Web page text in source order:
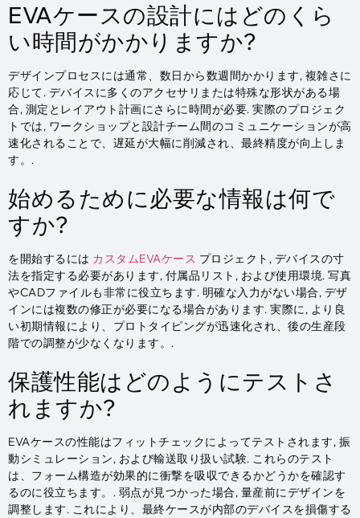
EVAケースの設計にはどのくら
い時間がかかりますか?
デザインプロセスには通常、数日から数週間かかります, 複雑さに
応じて. デバイスに多くのアクセサリまたは特殊な形状がある場
合, 測定とレイアウト計画にさらに時間が必要. 実際のプロジェク
トでは, ワークショップと設計チーム間のコミュニケーションが高
速化されることで、遅延が大幅に削減され、最終精度が向上しま
す。.
始めるために必要な情報は何で
すか?
を開始するには カスタムEVAケース プロジェクト, デバイスの寸
法を指定する必要があります, 付属品リスト, および使用環境. 写真
やCADファイルも非常に役立ちます. 明確な入力がない場合, デザ
インには複数の修正が必要になる場合があります. 実際に, より良
い初期情報により、プロトタイピングが迅速化され、後の生産段
階での調整が少なくなります。.
保護性能はどのようにテストさ
れますか?
EVAケースの性能はフィットチェックによってテストされます, 振
動シミュレーション, および輸送取り扱い試験. これらのテスト
は、フォーム構造が効果的に衝撃を吸収できるかどうかを確認す
るのに役立ちます。. 弱点が見つかった場合, 量産前にデザインを
調整します. これにより、最終ケースが内部のデバイスを損傷する